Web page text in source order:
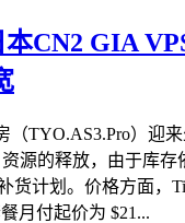
CN2 GIA
（TYO.AS3.Pro）迎
源的释放，由于库存
货计划。价格方面，
月付起价为 $21...